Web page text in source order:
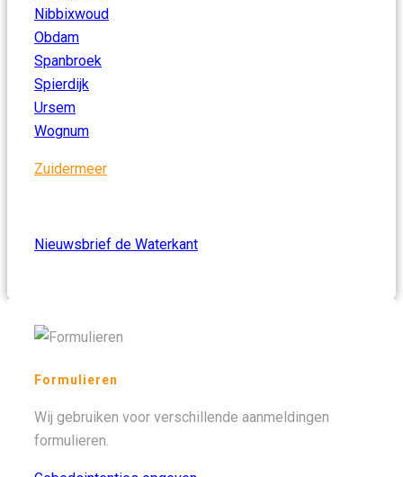
Nibbixwoud
Obdam
Spanbroek
Spierdijk
Ursem
Wognum
Zuidermeer
Nieuwsbrief de Waterkant
Formulieren
Wij gebruiken voor verschillende aanmeldingen
formulieren.